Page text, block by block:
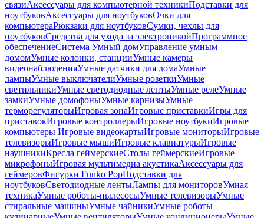
связиАксессуары для компьютерной техникиПодставки для
ноутбуковАксессуары для ноутбуковОчки для
компьютераРюкзаки для ноутбуковСумки, чехлы для
ноутбуковСредства для ухода за электроникойПрограммное
обеспечениеСистема Умный домУправление умным
домомУмные колонки, станцииУмные камеры
видеонаблюденияУмные датчики для домаУмные
лампыУмные выключателиУмные розеткиУмные
светильникиУмные светодиодные лентыУмные релеУмные
замкиУмные домофоныУмные карнизыУмные
терморегуляторыИгровая зонаИгровые приставкиИгры для
приставокИгровые контроллерыИгровые ноутбукиИгровые
компьютеры Игровые видеокартыИгровые мониторыИгровые
телевизорыИгровые мышиИгровые клавиатурыИгровые
наушникиКресла геймерскиеСтолы геймерскиеИгровые
микрофоныИгровая мультимедиа акустикаАксессуары для
геймеровФигурки Funko PopПодставки для
ноутбуковСветодиодные лентыЛампы для мониторовУмная
техникаУмные роботы-пылесосыУмные телевизорыУмные
стиральные машиныУмные чайникиУмные роботы